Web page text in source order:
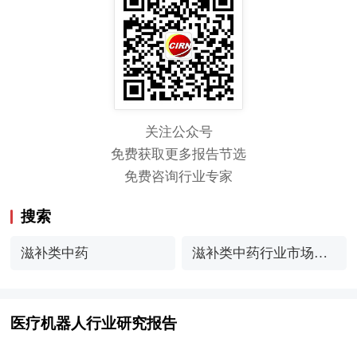
关注公众号
免费获取更多报告节选
免费咨询行业专家
搜索
滋补类中药 滋补类中药行业市场现
医疗机器人行业研究报告